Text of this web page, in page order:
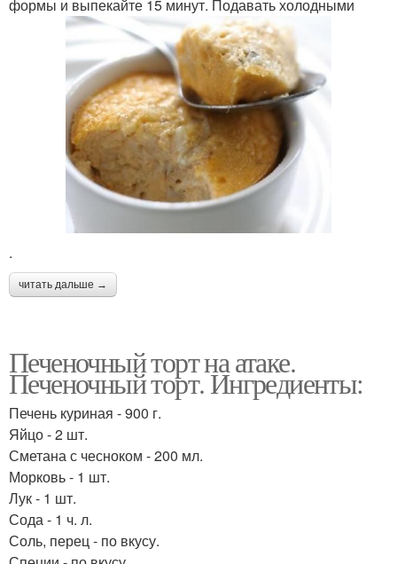
формы и выпекайте 15 минут. Подавать холодными
.
читать дальше →
Печеночный торт на атаке.
Печеночный торт. Ингредиенты:
Печень куриная - 900 г.
Яйцо - 2 шт.
Сметана с чесноком - 200 мл.
Морковь - 1 шт.
Лук - 1 шт.
Сода - 1 ч. л.
Соль, перец - по вкусу.